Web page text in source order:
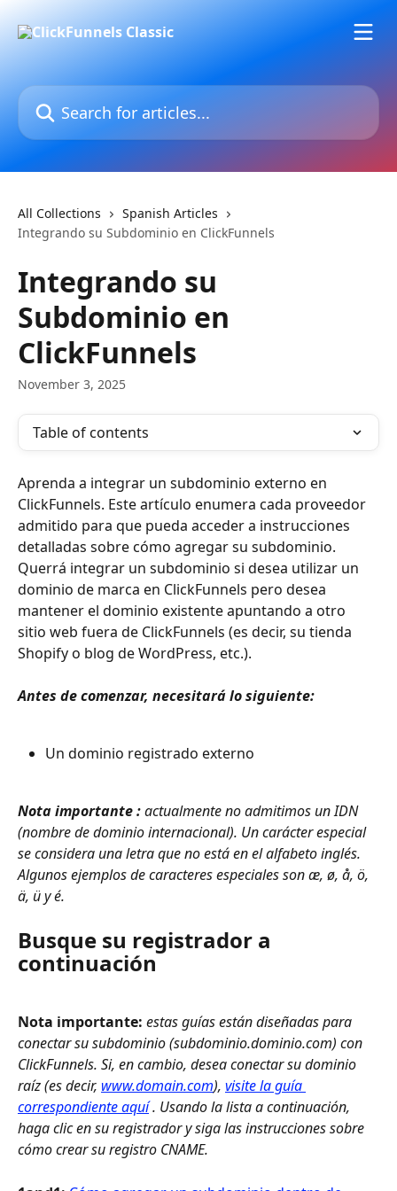
Search for articles...
All Collections
Spanish Articles
Integrando su Subdominio en ClickFunnels
Integrando su
Subdominio en
ClickFunnels
November 3, 2025
Table of contents
Aprenda a integrar un subdominio externo en
ClickFunnels. Este artículo enumera cada proveedor
admitido para que pueda acceder a instrucciones
detalladas sobre cómo agregar su subdominio.
Querrá integrar un subdominio si desea utilizar un
dominio de marca en ClickFunnels pero desea
mantener el dominio existente apuntando a otro
sitio web fuera de ClickFunnels (es decir, su tienda
Shopify o blog de WordPress, etc.).
Antes de comenzar, necesitará lo siguiente:
Un dominio registrado externo
Nota importante : actualmente no admitimos un IDN
(nombre de dominio internacional). Un carácter especial
se considera una letra que no está en el alfabeto inglés.
Algunos ejemplos de caracteres especiales son æ, ø, å, ö,
ä, ü y é.
Busque su registrador a
continuación
Nota importante: estas guías están diseñadas para
conectar su subdominio (subdominio.dominio.com) con
ClickFunnels. Si, en cambio, desea conectar su dominio
raíz (es decir, www.domain.com), visite la guía
correspondiente aquí . Usando la lista a continuación,
haga clic en su registrador y siga las instrucciones sobre
cómo crear su registro CNAME.